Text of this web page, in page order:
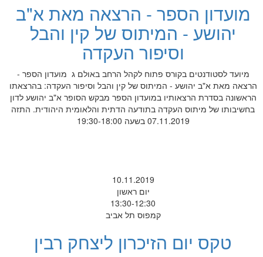
מועדון הספר - הרצאה מאת א"ב
יהושע - המיתוס של קין והבל
וסיפור העקדה
מיועד לסטודנטים בקורס פתוח לקהל הרחב באולם ג מועדון הספר -
הרצאה מאת א"ב יהושע - המיתוס של קין והבל וסיפור העקדה: בהרצאתו
הראשונה בסדרת הרצאותיו במועדון הספר מבקש הסופר א"ב יהושע לדון
בחשיבותו של מיתוס העקדה בתודעה הדתית והלאומית היהודית. התזה
07.11.2019 בשעה 19:30-18:00
10.11.2019
יום ראשון
13:30-12:30
קמפוס תל אביב
טקס יום הזיכרון ליצחק רבין